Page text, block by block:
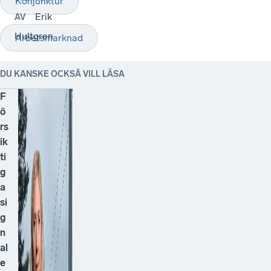
Arbetsmarknad
AV
Erik
Hultgren
DU KANSKE OCKSÅ VILL LÄSA
F
ö
rs
ik
ti
g
a
si
g
n
al
e